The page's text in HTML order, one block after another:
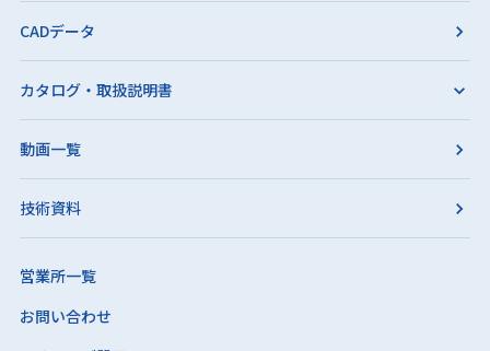
CADデータ
カタログ・取扱説明書
動画一覧
技術資料
営業所一覧
お問い合わせ